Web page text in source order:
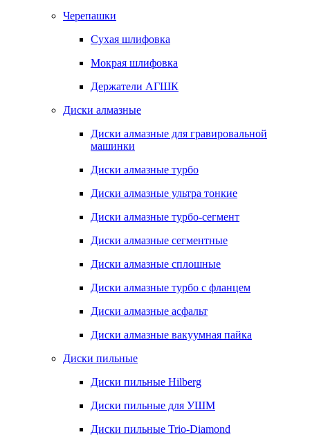
Черепашки
Сухая шлифовка
Мокрая шлифовка
Держатели АГШК
Диски алмазные
Диски алмазные для гравировальной
машинки
Диски алмазные турбо
Диски алмазные ультра тонкие
Диски алмазные турбо-сегмент
Диски алмазные сегментные
Диски алмазные сплошные
Диски алмазные турбо с фланцем
Диски алмазные асфальт
Диски алмазные вакуумная пайка
Диски пильные
Диски пильные Hilberg
Диски пильные для УШМ
Диски пильные Trio-Diamond